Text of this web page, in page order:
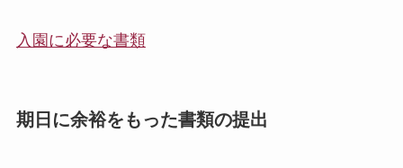
入園に必要な書類
期日に余裕をもった書類の提出